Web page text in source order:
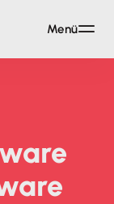
Menü